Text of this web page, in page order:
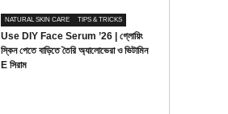
NATURAL SKIN CARE TIPS & TRICKS
Use DIY Face Serum ’26 | গ্লোয়িং
স্কিন পেতে বাড়িতে তৈরি অ্যালোভেরা ও ভিটামিন
E সিরাম